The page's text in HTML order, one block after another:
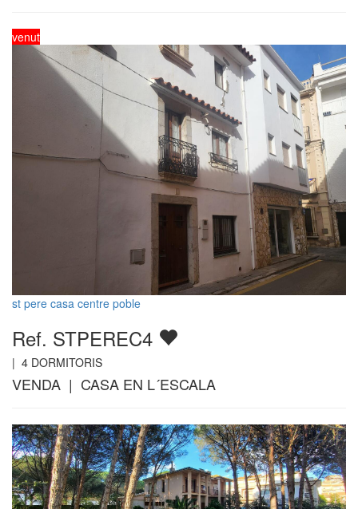
venut
st pere casa centre poble
Ref. STPEREC4
| 4 DORMITORIS
VENDA | CASA EN L´ESCALA